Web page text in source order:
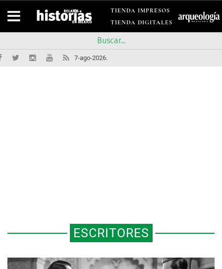
TIENDA IMPRESOS
TIENDA DIGITALES
7-ago-2026.
ESCRITORES